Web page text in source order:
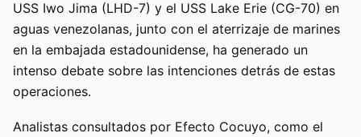
USS Iwo Jima (LHD-7) y el USS Lake Erie (CG-70) en
aguas venezolanas, junto con el aterrizaje de marines
en la embajada estadounidense, ha generado un
intenso debate sobre las intenciones detrás de estas
operaciones.
Analistas consultados por Efecto Cocuyo, como el